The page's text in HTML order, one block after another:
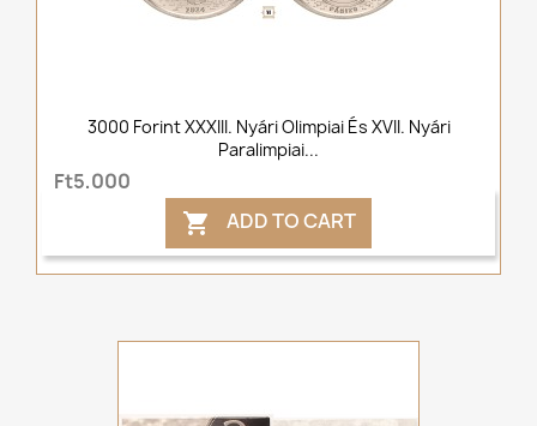
3000 Forint XXXIII. Nyári Olimpiai És XVII. Nyári
Paralimpiai...
Ft5,000
 ADD TO CART